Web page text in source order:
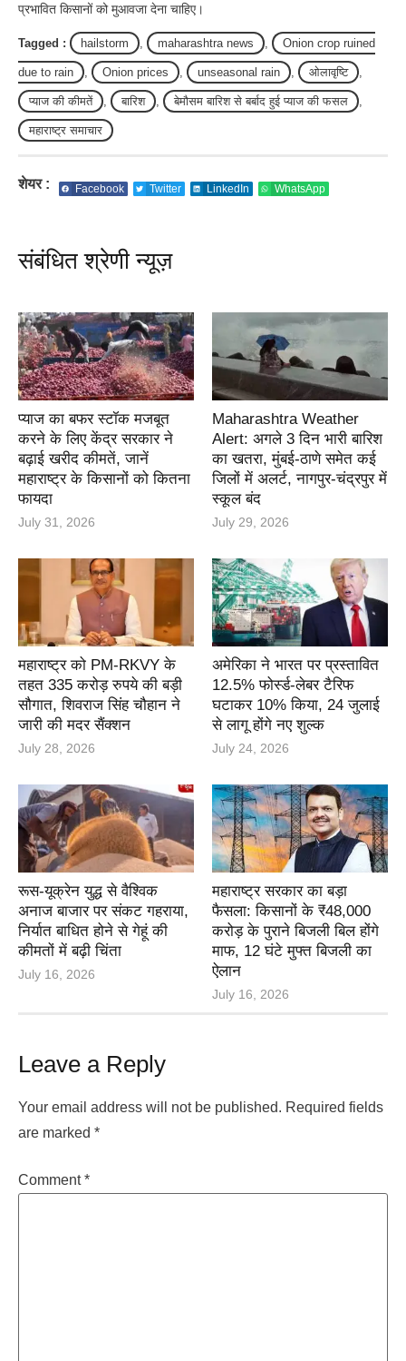
प्रभावित किसानों को मुआवजा देना चाहिए।
Tagged : hailstorm maharashtra news Onion crop ruined
due to rain Onion prices unseasonal rain ओलावृष्टि
प्याज की कीमतें बारिश बेमौसम बारिश से बर्बाद हुई प्याज की फसल
महाराष्ट्र समाचार
शेयर : Facebook Twitter LinkedIn WhatsApp
संबंधित श्रेणी न्यूज़
प्याज का बफर स्टॉक मजबूत
करने के लिए केंद्र सरकार ने
बढ़ाई खरीद कीमतें, जानें
महाराष्ट्र के किसानों को कितना
फायदा
July 31, 2026
Maharashtra Weather
Alert: अगले 3 दिन भारी बारिश
का खतरा, मुंबई-ठाणे समेत कई
जिलों में अलर्ट, नागपुर-चंद्रपुर में
स्कूल बंद
July 29, 2026
महाराष्ट्र को PM-RKVY के
तहत 335 करोड़ रुपये की बड़ी
सौगात, शिवराज सिंह चौहान ने
जारी की मदर सैंक्शन
July 28, 2026
अमेरिका ने भारत पर प्रस्तावित
12.5% फोर्स्ड-लेबर टैरिफ
घटाकर 10% किया, 24 जुलाई
से लागू होंगे नए शुल्क
July 24, 2026
रूस-यूक्रेन युद्ध से वैश्विक
अनाज बाजार पर संकट गहराया,
निर्यात बाधित होने से गेहूं की
कीमतों में बढ़ी चिंता
July 16, 2026
महाराष्ट्र सरकार का बड़ा
फैसला: किसानों के ₹48,000
करोड़ के पुराने बिजली बिल होंगे
माफ, 12 घंटे मुफ्त बिजली का
ऐलान
July 16, 2026
Leave a Reply
Your email address will not be published. Required fields
are marked *
Comment*